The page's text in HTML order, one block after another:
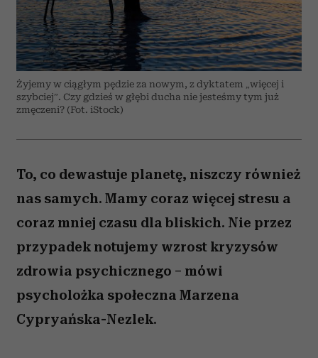
Żyjemy w ciągłym pędzie za nowym, z dyktatem „więcej i
szybciej”. Czy gdzieś w głębi ducha nie jesteśmy tym już
zmęczeni? (Fot. iStock)
To, co dewastuje planetę, niszczy również
nas samych. Mamy coraz więcej stresu a
coraz mniej czasu dla bliskich. Nie przez
przypadek notujemy wzrost kryzysów
zdrowia psychicznego – mówi
psycholożka społeczna Marzena
Cypryańska-Nezlek.